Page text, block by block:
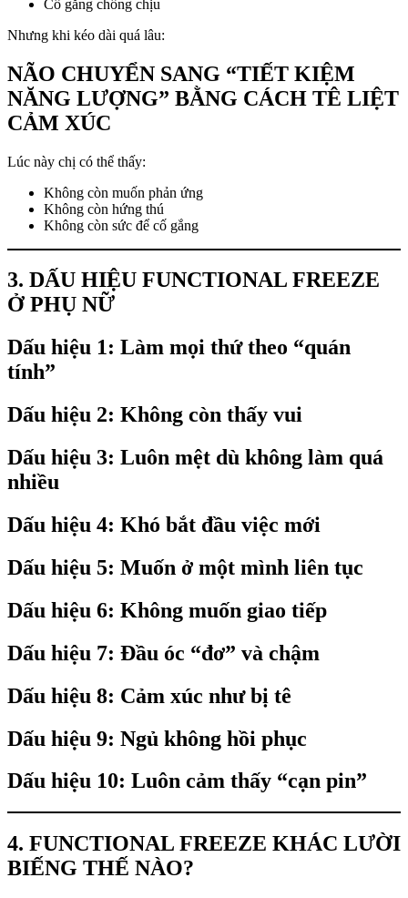
Cố gắng chống chịu
Nhưng khi kéo dài quá lâu:
NÃO CHUYỂN SANG “TIẾT KIỆM
NĂNG LƯỢNG” BẰNG CÁCH TÊ LIỆT
CẢM XÚC
Lúc này chị có thể thấy:
Không còn muốn phản ứng
Không còn hứng thú
Không còn sức để cố gắng
3. DẤU HIỆU FUNCTIONAL FREEZE
Ở PHỤ NỮ
Dấu hiệu 1: Làm mọi thứ theo “quán
tính”
Dấu hiệu 2: Không còn thấy vui
Dấu hiệu 3: Luôn mệt dù không làm quá
nhiều
Dấu hiệu 4: Khó bắt đầu việc mới
Dấu hiệu 5: Muốn ở một mình liên tục
Dấu hiệu 6: Không muốn giao tiếp
Dấu hiệu 7: Đầu óc “đơ” và chậm
Dấu hiệu 8: Cảm xúc như bị tê
Dấu hiệu 9: Ngủ không hồi phục
Dấu hiệu 10: Luôn cảm thấy “cạn pin”
4. FUNCTIONAL FREEZE KHÁC LƯỜI
BIẾNG THẾ NÀO?